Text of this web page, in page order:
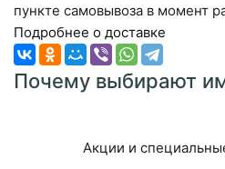
пункте самовывоза в момент
Подробнее о доставке
Почему выбирают
Акции и